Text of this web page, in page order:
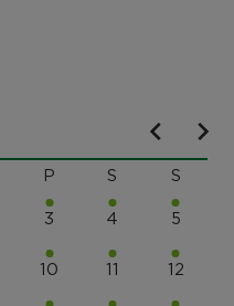
P S S
3 4 5
10 11 12